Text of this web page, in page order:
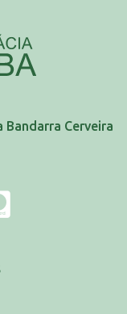
Bandarra Cerveira